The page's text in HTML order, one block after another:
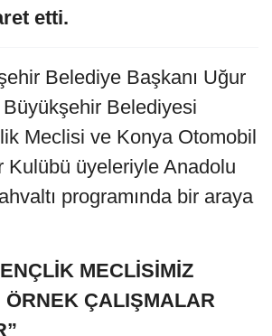
etti.
Belediye Başkanı Uğur
Belediyesi
Meclisi ve Konya Otomobil
Kulübü üyeleriyle Anadolu
programında bir araya
MECLİSİMİZ
ÖRNEK ÇALIŞMALAR